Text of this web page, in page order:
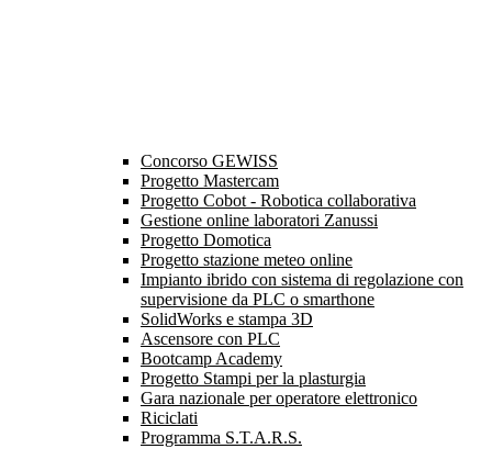
Concorso GEWISS
Progetto Mastercam
Progetto Cobot - Robotica collaborativa
Gestione online laboratori Zanussi
Progetto Domotica
Progetto stazione meteo online
Impianto ibrido con sistema di regolazione con
supervisione da PLC o smarthone
SolidWorks e stampa 3D
Ascensore con PLC
Bootcamp Academy
Progetto Stampi per la plasturgia
Gara nazionale per operatore elettronico
Riciclati
Programma S.T.A.R.S.